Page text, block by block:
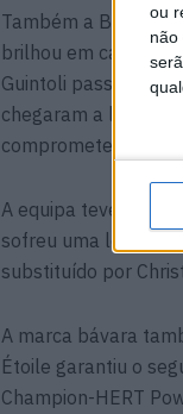
ou
não
Também a BMW
brilhou em casa.
Guintoli passaram
chegaram a lutar
comprometer o
A equipa teve ainda
sofreu uma lesão
substituído por
A marca bávara
Étoile garantiu o
Champion-HERT